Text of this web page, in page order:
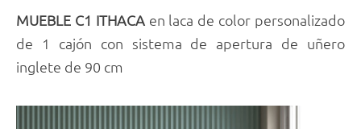
MUEBLE C1 ITHACA en laca de color personalizado
de 1 cajón con sistema de apertura de uñero
inglete de 90 cm